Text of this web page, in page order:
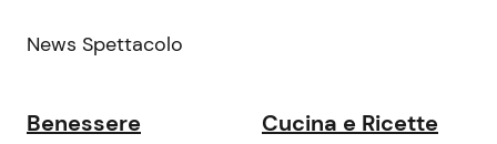
News Spettacolo
Benessere Cucina e Ricette